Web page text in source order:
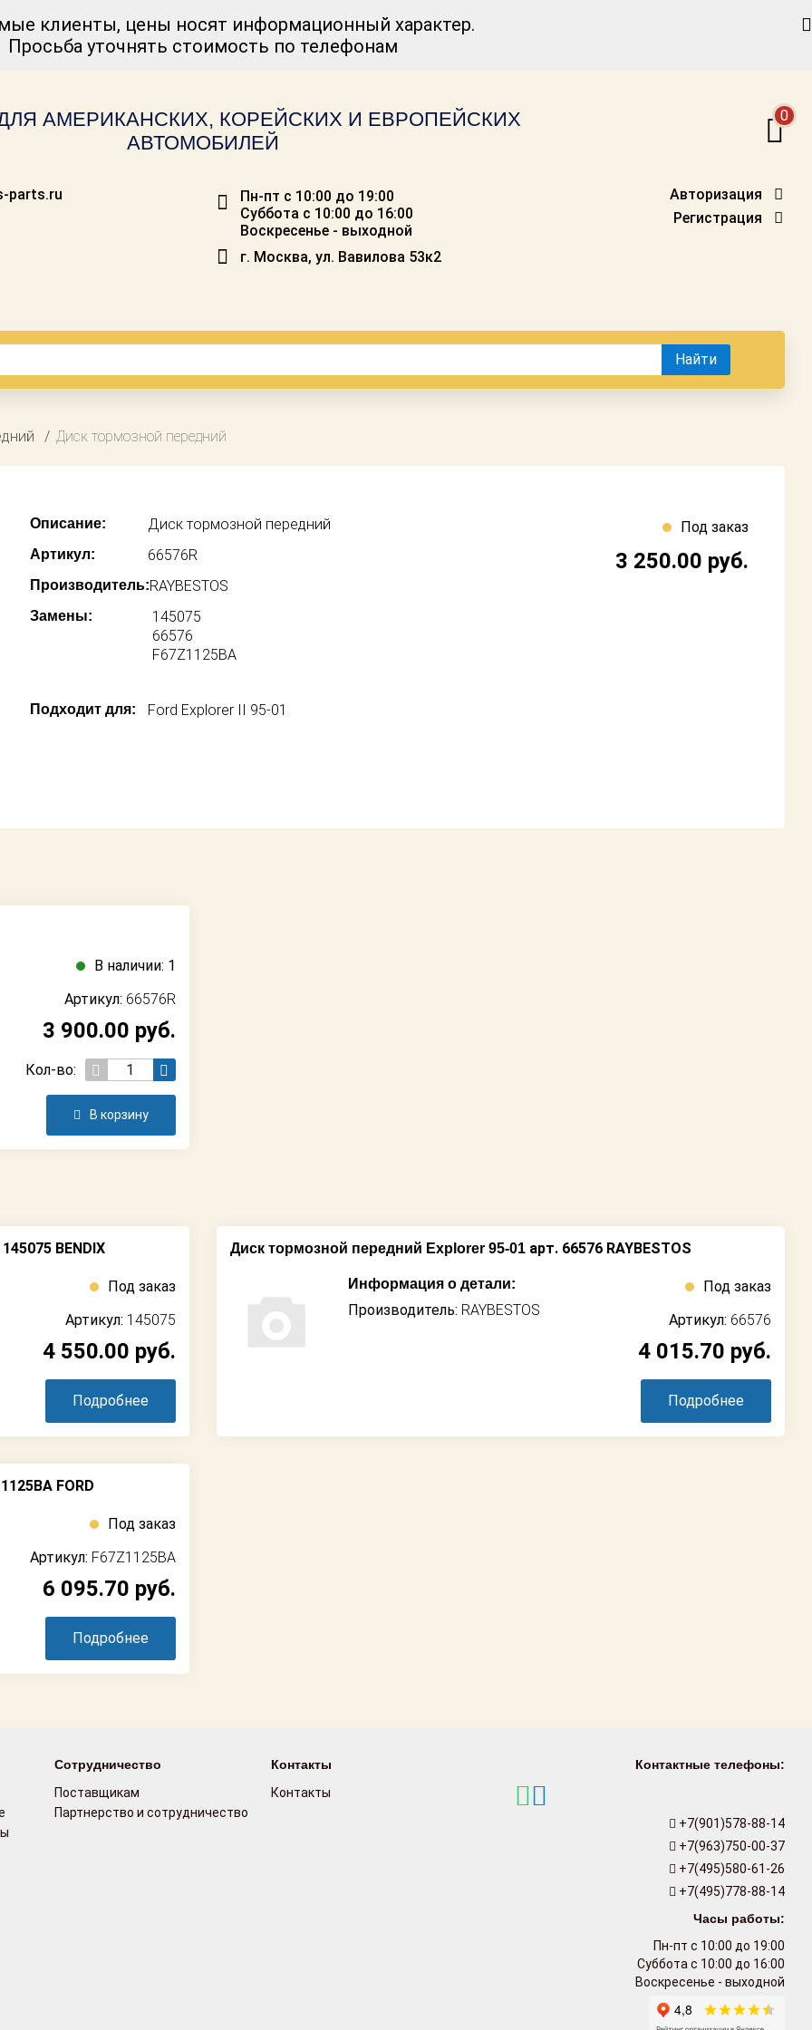
клиенты, цены носят информационный характер.
Просьба уточнять стоимость по телефонам
АМЕРИКАНСКИХ, КОРЕЙСКИХ И ЕВРОПЕЙСКИХ
АВТОМОБИЛЕЙ
0
parts.ru
Пн-пт с 10:00 до 19:00
Суббота с 10:00 до 16:00
Воскресенье - выходной
г. Москва, ул. Вавилова 53к2
Авторизация
Регистрация
Найти
Диск тормозной передний
Описание: Диск тормозной передний
Артикул: 66576R
Производитель:RAYBESTOS
Замены:
145075
66576
F67Z1125BA
Подходит для: Ford Explorer II 95-01
Под заказ
3 250.00 руб.
В наличии: 1
Артикул: 66576R
3 900.00 руб.
Кол-во:
В корзину
BENDIX
Под заказ
Артикул: 145075
4 550.00 руб.
Подробнее
Диск тормозной передний Explorer 95-01 арт. 66576 RAYBESTOS
Информация о детали:
Производитель: RAYBESTOS
Под заказ
Артикул: 66576
4 015.70 руб.
Подробнее
FORD
Под заказ
Артикул: F67Z1125BA
6 095.70 руб.
Подробнее
Сотрудничество
Поставщикам
Партнерство и сотрудничество
Контакты
Контакты
Контактные телефоны:
+7(901)578-88-14
+7(963)750-00-37
+7(495)580-61-26
+7(495)778-88-14
Часы работы:
Пн-пт с 10:00 до 19:00
Суббота с 10:00 до 16:00
Воскресенье - выходной